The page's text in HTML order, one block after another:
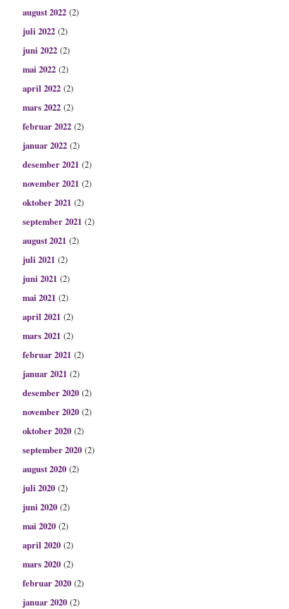
august 2022 (2)
juli 2022 (2)
juni 2022 (2)
mai 2022 (2)
april 2022 (2)
mars 2022 (2)
februar 2022 (2)
januar 2022 (2)
desember 2021 (2)
november 2021 (2)
oktober 2021 (2)
september 2021 (2)
august 2021 (2)
juli 2021 (2)
juni 2021 (2)
mai 2021 (2)
april 2021 (2)
mars 2021 (2)
februar 2021 (2)
januar 2021 (2)
desember 2020 (2)
november 2020 (2)
oktober 2020 (2)
september 2020 (2)
august 2020 (2)
juli 2020 (2)
juni 2020 (2)
mai 2020 (2)
april 2020 (2)
mars 2020 (2)
februar 2020 (2)
januar 2020 (2)